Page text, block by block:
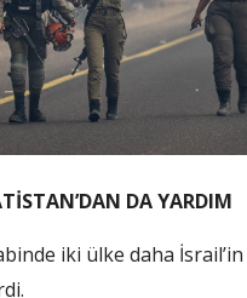
DA YARDIM
iki ülke daha İsrail’in